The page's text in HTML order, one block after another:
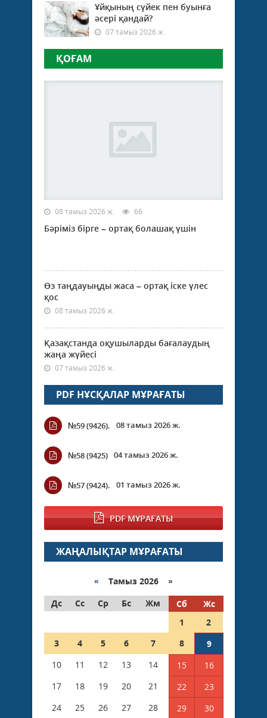
Ұйқының сүйек пен буынға
әсері қандай?
07 тамыз 2026 ж.
ҚОҒАМ
08 тамыз 2026 ж. 66
Бәріміз бірге – ортақ болашақ үшін
Өз таңдауыңды жаса – ортақ іске үлес
қос
08 тамыз 2026 ж.
Қазақстанда оқушыларды бағалаудың
жаңа жүйесі
07 тамыз 2026 ж.
PDF НҰСҚАЛАР МҰРАҒАТЫ
№59 (9426). 08 тамыз 2026 ж.
№58 (9425) 04 тамыз 2026 ж.
№57 (9424). 01 тамыз 2026 ж.
PDF МҰРАҒАТЫ
ЖАҢАЛЫҚТАР МҰРАҒАТЫ
« Тамыз 2026 »
Дс
Сс Ср Бс Жм Сб
Жс
1
2
3
4 5 6 7 8
9
10
11 12 13 14 15
16
17
18 19 20 21 22
23
24
25 26 27 28 29
30